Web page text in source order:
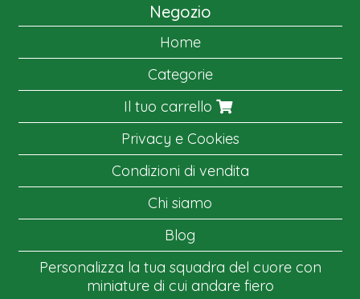
Negozio
Home
Categorie
Il tuo carrello
Privacy e Cookies
Condizioni di vendita
Chi siamo
Blog
Personalizza la tua squadra del cuore con
miniature di cui andare fiero